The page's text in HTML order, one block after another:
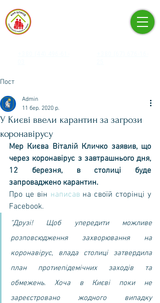
Пост
У Києві ввели карантин за загрози
коронавірусу
Admin
11 бер. 2020 р.
Мер Києва Віталій Кличко заявив, що
через коронавірус з завтрашнього дня,
12 березня, в столиці буде
запроваджено карантин.
Про це він написав на своїй сторінці у
Facebook.
“Друзі! Щоб упередити можливе
розповсюдження захворювання на
коронавірус, влада столиці затвердила
план протиепідемічних заходів та
обмежень. Хоча в Києві поки не
зареєстровано жодного випадку